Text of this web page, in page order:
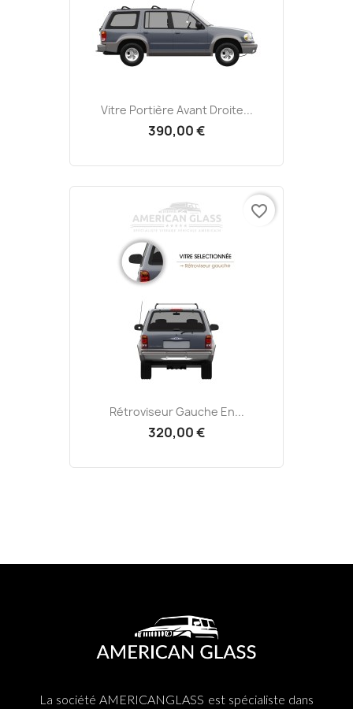
Vitre Portière Avant Droite...
390,00 €
Rétroviseur Gauche En...
320,00 €
favorite_border
La société AMERICANGLASS est spécialiste dans